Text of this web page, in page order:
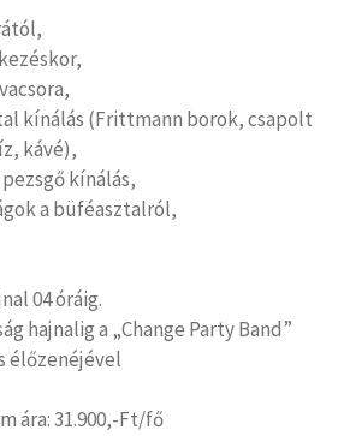
kínálás (Frittmann borok, csapolt
kávé),
kínálás,
a büféasztalról,
04 óráig.
hajnalig a „Change Party Band”
élőzenéjével
ára: 31.900,-Ft/fő